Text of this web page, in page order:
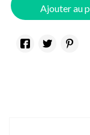
Ajouter au